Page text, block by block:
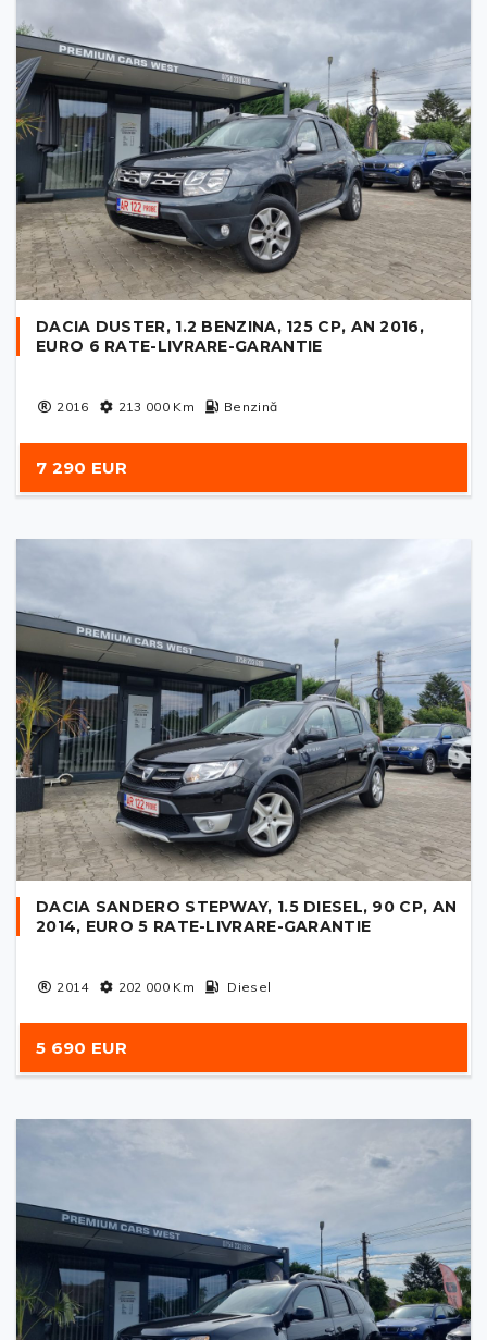
DACIA DUSTER, 1.2 BENZINA, 125 CP, AN 2016,
EURO 6 RATE-LIVRARE-GARANTIE
2016 213 000Km Benzină
7 290 EUR
DACIA SANDERO STEPWAY, 1.5 DIESEL, 90 CP, AN
2014, EURO 5 RATE-LIVRARE-GARANTIE
2014 202 000Km Diesel
5 690 EUR